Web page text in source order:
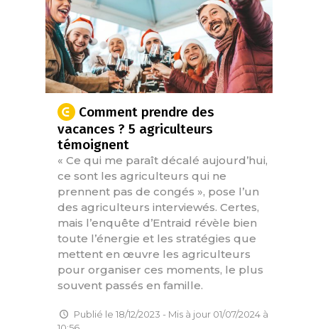
Comment prendre des
vacances ? 5 agriculteurs
témoignent
« Ce qui me paraît décalé aujourd’hui,
ce sont les agriculteurs qui ne
prennent pas de congés », pose l’un
des agriculteurs interviewés. Certes,
mais l’enquête d’Entraid révèle bien
toute l’énergie et les stratégies que
mettent en œuvre les agriculteurs
pour organiser ces moments, le plus
souvent passés en famille.
Publié le 18/12/2023 - Mis à jour 01/07/2024 à